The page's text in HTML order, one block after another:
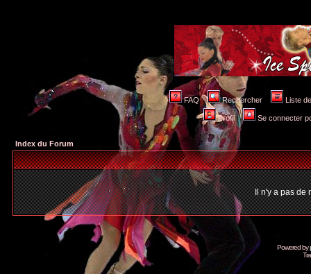
FAQ Rechercher Liste
Profil Se connecter
Index du Forum
Il n'y a pas de
Powered by